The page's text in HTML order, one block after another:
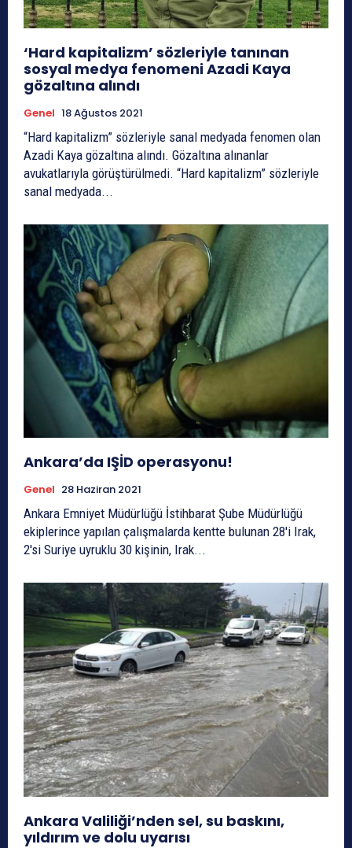
‘Hard kapitalizm’ sözleriyle tanınan
sosyal medya fenomeni Azadi Kaya
gözaltına alındı
Genel 18 Ağustos 2021
“Hard kapitalizm” sözleriyle sanal medyada fenomen olan
Azadi Kaya gözaltına alındı. Gözaltına alınanlar
avukatlarıyla görüştürülmedi. “Hard kapitalizm” sözleriyle
sanal medyada...
Ankara’da IŞİD operasyonu!
Genel 28 Haziran 2021
Ankara Emniyet Müdürlüğü İstihbarat Şube Müdürlüğü
ekiplerince yapılan çalışmalarda kentte bulunan 28'i Irak,
2'si Suriye uyruklu 30 kişinin, Irak...
Ankara Valiliği’nden sel, su baskını,
yıldırım ve dolu uyarısı